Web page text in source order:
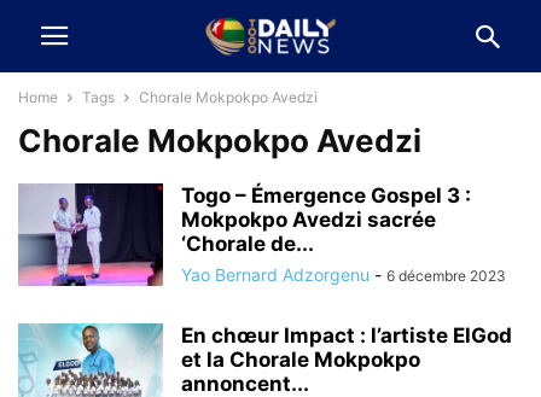
Home Tags Chorale Mokpokpo Avedzi
Chorale Mokpokpo Avedzi
Togo – Émergence Gospel 3 :
Mokpokpo Avedzi sacrée
‘Chorale de...
Yao Bernard Adzorgenu - 6 décembre 2023
En chœur Impact : l’artiste ElGod
et la Chorale Mokpokpo
annoncent...